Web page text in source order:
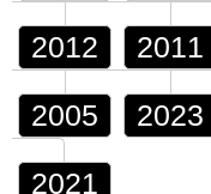
2012 2011
2005 2023
2021